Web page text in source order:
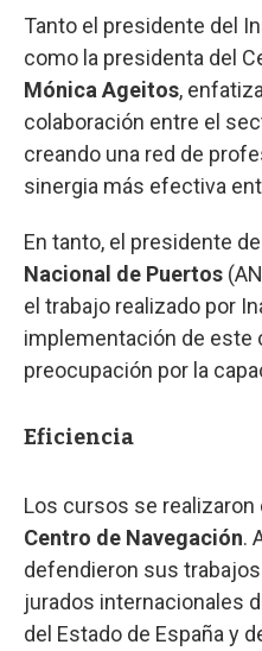
Tanto el presidente del
como la presidenta del
Mónica Ageitos,
colaboración entre el
creando una red de
sinergia más efectiva
En tanto, el presidente
Nacional de Puertos
el trabajo realizado por
implementación de este
preocupación por la
Eficiencia
Los cursos se realizaron
Centro de Navegación.
defendieron sus
jurados internacionales
del Estado de España y